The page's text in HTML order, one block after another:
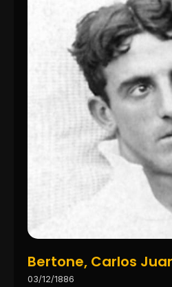
Bertone, Carlos
03/12/1886